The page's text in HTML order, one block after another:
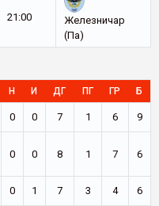
21:00
Железничар
(Па)
Н И ДГ ПГ ГР Б
0 0 7 1 6 9
0 0 8 1 7 6
0 1 7 3 4 6